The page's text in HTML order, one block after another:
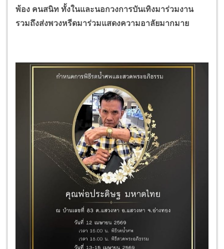
พ้อง คนสนิท ทั้งในและนอกวงการบันเทิงมาร่วมงาน
รวมถึงส่งพวงหรีดมาร่วมแสดงความอาลัยมากมาย